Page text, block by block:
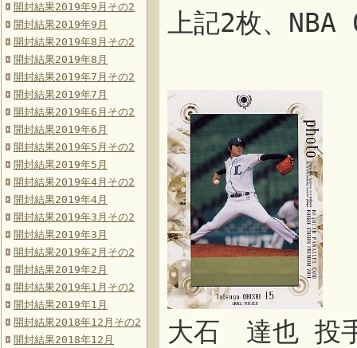
開封結果2019年9月その2
開封結果2019年9月
開封結果2019年8月その2
開封結果2019年8月
開封結果2019年7月その2
開封結果2019年7月
開封結果2019年6月その2
開封結果2019年6月
開封結果2019年5月その2
開封結果2019年5月
開封結果2019年4月その2
開封結果2019年4月
開封結果2019年3月その2
開封結果2019年3月
開封結果2019年2月その2
開封結果2019年2月
開封結果2019年1月その2
開封結果2019年1月
開封結果2018年12月その2
開封結果2018年12月
上記2枚、
大石 達也 投